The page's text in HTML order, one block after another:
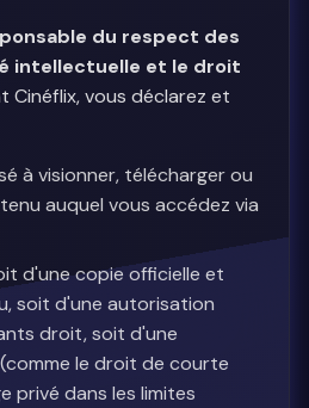
du respect des
intellectuelle et le droit
Cinéflix, vous déclarez et
à visionner, télécharger ou
auquel vous accédez via
d'une copie officielle et
soit d'une autorisation
droit, soit d'une
le droit de courte
privé dans les limites